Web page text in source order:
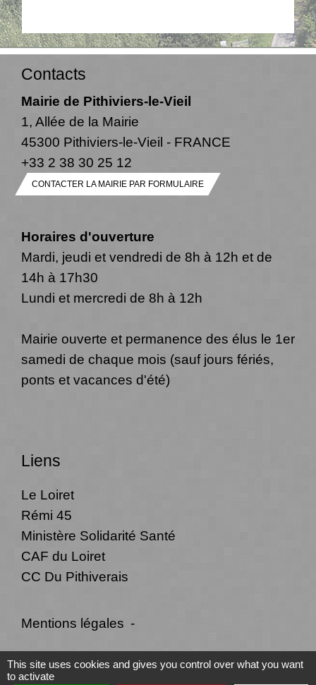
Contacts
Mairie de Pithiviers-le-Vieil
1, Allée de la Mairie
45300 Pithiviers-le-Vieil - FRANCE
+33 2 38 30 25 12
CONTACTER LA MAIRIE PAR FORMULAIRE
Horaires d'ouverture
Mardi, jeudi et vendredi de 8h à 12h et de
14h à 17h30
Lundi et mercredi de 8h à 12h
Mairie ouverte et permanence des élus le 1er
samedi de chaque mois (sauf jours fériés,
ponts et vacances d'été)
Liens
Le Loiret
Rémi 45
Ministère Solidarité Santé
CAF du Loiret
CC Du Pithiverais
Mentions légales -
Politique de confidentialité - Accessibilité -
This site uses cookies and gives you control over what you want
to activate